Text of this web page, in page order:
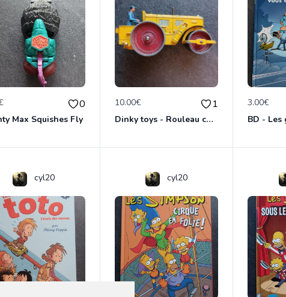
0
Max Squishes Fly
10.00€ 1
Dinky toys - Rouleau compresseur - Richier 90A
3.00€
cyl20 cyl20